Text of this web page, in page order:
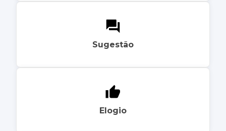
Sugestão
Elogio